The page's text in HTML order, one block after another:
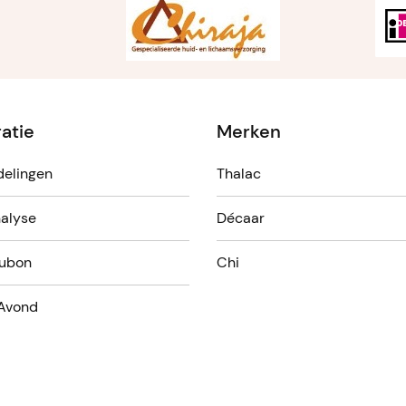
Merken
Thalac
Décaar
Chi